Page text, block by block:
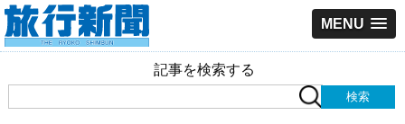
MENU
記事を検索する